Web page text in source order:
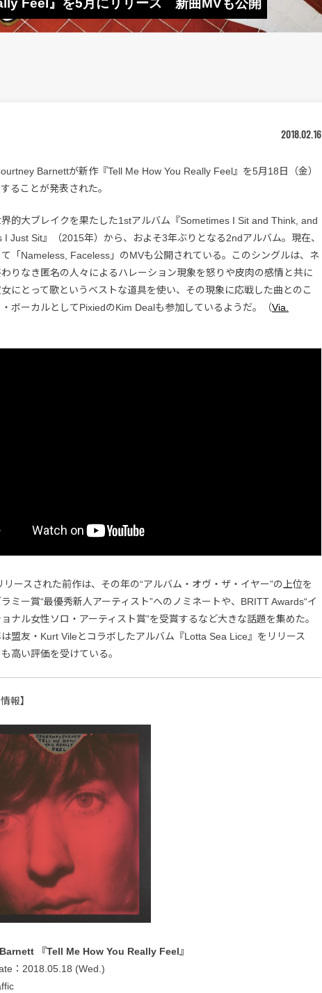
Feel』を5月にリリース 新曲MVも公開
2018.02.16
Barnettが新作『Tell Me How You Really Feel』を5月18日（金）
ることが発表された。
的大ブレイクを果たした1stアルバム『Sometimes I Sit and Think, and
I Just Sit』（2015年）から、およそ3年ぶりとなる2ndアルバム。現在、
「Nameless, Faceless」のMVも公開されている。このシングルは、ネ
りなき匿名の人々によるハレーション現象を怒りや皮肉の感情と共に
にとって歌というベストな道具を使い、その現象に応戦した曲とのこ
・ボーカルとしてPixiedのKim Dealも参加しているようだ。（Via.
リースされた前作は、その年の“アルバム・オヴ・ザ・イヤー”の上位を
ミー賞“最優秀新人アーティスト”へのノミネートや、BRITT Awards“イ
ナル女性ソロ・アーティスト賞”を受賞するなど大きな話題を集めた。
盟友・Kurt Vileとコラボしたアルバム『Lotta Sea Lice』をリリース
高い評価を受けている。
報】
『Tell Me How You Really Feel』
：2018.05.18 (Wed.)